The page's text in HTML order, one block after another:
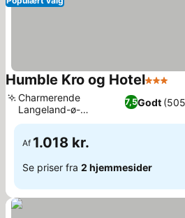
Humble Kro og Hotel3
7,5Godt
Charmerende
Langeland-ø-
omgivelser
Af 1.018 kr.
Se priser fra 2 hjemmesider